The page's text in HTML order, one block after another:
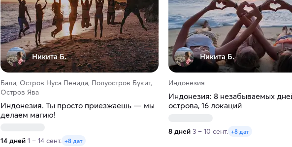
Никита Б.
Бали, Остров Нуса Пенида, Полуостров Букит,
Остров Ява
Индонезия. Ты просто приезжаешь — мы
делаем магию!
14 дней 1 – 14 сент. +8 дат
Никита Б.
Индонезия
Индонезия: 8 незабываемых
острова, 16 локаций
8 дней 3 – 10 сент. +8 дат